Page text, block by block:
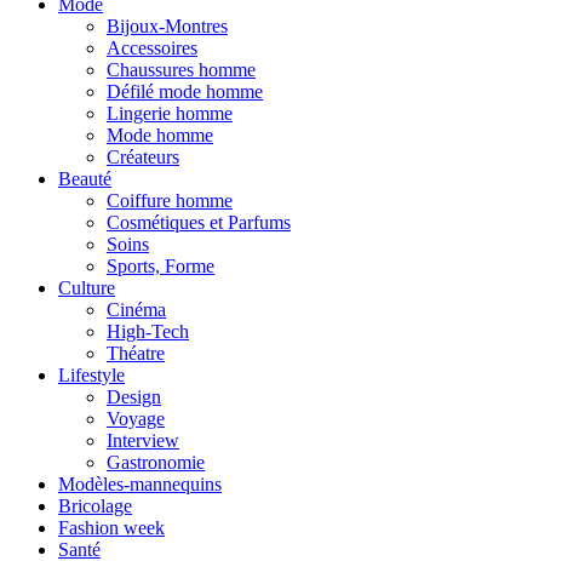
Mode
Bijoux-Montres
Accessoires
Chaussures homme
Défilé mode homme
Lingerie homme
Mode homme
Créateurs
Beauté
Coiffure homme
Cosmétiques et Parfums
Soins
Sports, Forme
Culture
Cinéma
High-Tech
Théatre
Lifestyle
Design
Voyage
Interview
Gastronomie
Modèles-mannequins
Bricolage
Fashion week
Santé